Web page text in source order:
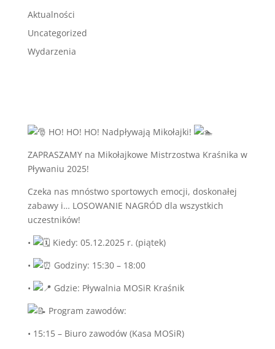
Aktualności
Uncategorized
Wydarzenia
HO! HO! HO! Nadpływają Mikołajki!
​ZAPRASZAMY na Mikołajkowe Mistrzostwa Kraśnika w
Pływaniu 2025!
Czeka nas mnóstwo sportowych emocji, doskonałej
zabawy i… LOSOWANIE NAGRÓD dla wszystkich
uczestników!
• ​
Kiedy: 05.12.2025 r. (piątek)
• ​
Godziny: 15:30 – 18:00
• ​
Gdzie: Pływalnia MOSiR Kraśnik
Program zawodów:
• ​15:15 – Biuro zawodów (Kasa MOSiR)